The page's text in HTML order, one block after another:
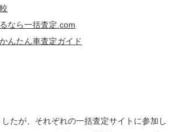
なら一括査定.com
んたん車査定ガイド
たが、それぞれの一括査定サイトに参加し